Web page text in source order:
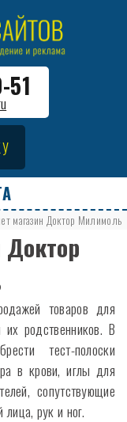
51
магазин Доктор Милимоль
Доктор
товаров для
родственников. В
тест-полоски
в крови, иглы для
сопутствующие
рук и ног.